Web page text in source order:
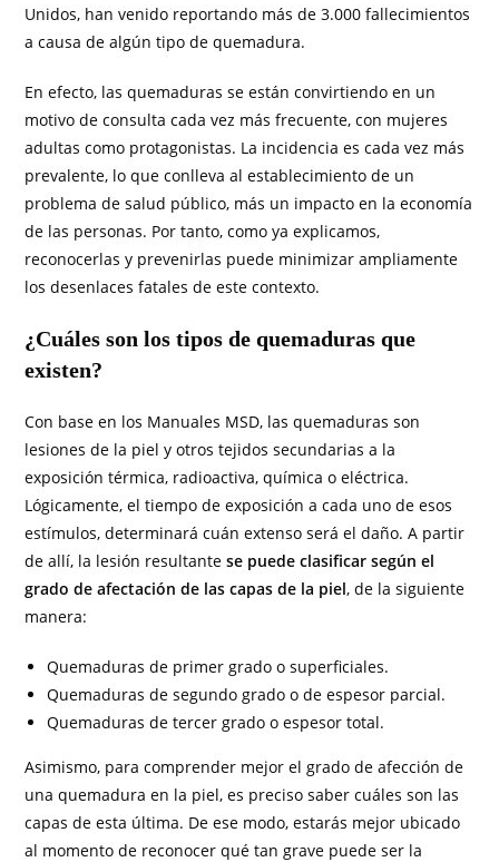
Unidos, han venido reportando más de 3.000 fallecimientos
a causa de algún tipo de quemadura.
En efecto, las quemaduras se están convirtiendo en un
motivo de consulta cada vez más frecuente, con mujeres
adultas como protagonistas. La incidencia es cada vez más
prevalente, lo que conlleva al establecimiento de un
problema de salud público, más un impacto en la economía
de las personas. Por tanto, como ya explicamos,
reconocerlas y prevenirlas puede minimizar ampliamente
los desenlaces fatales de este contexto.
¿Cuáles son los tipos de quemaduras que
existen?
Con base en los Manuales MSD, las quemaduras son
lesiones de la piel y otros tejidos secundarias a la
exposición térmica, radioactiva, química o eléctrica.
Lógicamente, el tiempo de exposición a cada uno de esos
estímulos, determinará cuán extenso será el daño. A partir
de allí, la lesión resultante se puede clasificar según el
grado de afectación de las capas de la piel, de la siguiente
manera:
Quemaduras de primer grado o superficiales.
Quemaduras de segundo grado o de espesor parcial.
Quemaduras de tercer grado o espesor total.
Asimismo, para comprender mejor el grado de afección de
una quemadura en la piel, es preciso saber cuáles son las
capas de esta última. De ese modo, estarás mejor ubicado
al momento de reconocer qué tan grave puede ser la